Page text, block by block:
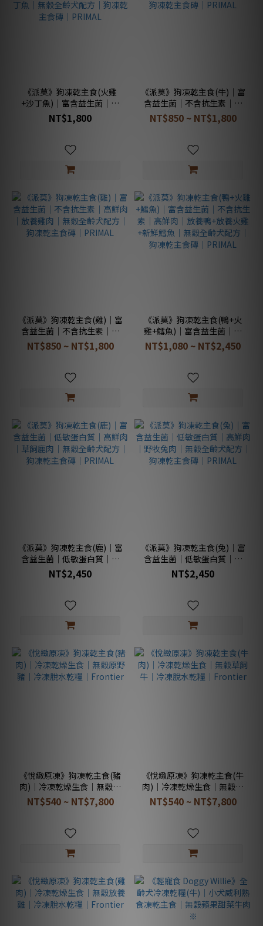
《派莫》狗凍乾主食(火雞
+沙丁魚)｜富含益生菌｜不
含抗生素｜高鮮肉｜放養火
雞+野生沙丁魚｜無穀全齡犬
PRIMAL
NT$1,800
《派莫》狗凍乾主食(牛)｜富
含益生菌｜不含抗生素｜高
鮮肉｜放養牛肉｜無穀全齡
犬配方｜狗凍乾主食磚｜
NT$850 ~ NT$1,800
《派莫》狗凍乾主食(雞)｜富
含益生菌｜不含抗生素｜高
鮮肉｜放養雞肉｜無穀全齡
犬配方｜狗凍乾主食磚｜
NT$850 ~ NT$1,800
《派莫》狗凍乾主食(鴨+火
雞+鱈魚)｜富含益生菌｜不
含抗生素｜高鮮肉｜放養鴨
+放養火雞+新鮮鱈魚｜無穀
｜PRIMAL
NT$1,080 ~ NT$2,450
《派莫》狗凍乾主食(鹿)｜富
含益生菌｜低敏蛋白質｜高
鮮肉｜草飼鹿肉｜無穀全齡
犬配方｜狗凍乾主食磚｜
NT$2,450
《派莫》狗凍乾主食(兔)｜富
含益生菌｜低敏蛋白質｜高
鮮肉｜野牧兔肉｜無穀全齡
犬配方｜狗凍乾主食磚｜
NT$2,450
《悅緻原凍》狗凍乾主食(豬
肉)｜冷凍乾燥生食｜無穀原
野豬｜冷凍脫水乾糧｜
Frontier
NT$540 ~ NT$7,800
《悅緻原凍》狗凍乾主食(牛
肉)｜冷凍乾燥生食｜無穀草
飼牛｜冷凍脫水乾糧｜
Frontier
NT$540 ~ NT$7,800